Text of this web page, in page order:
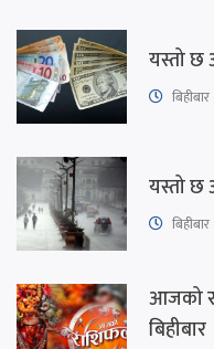
यस्तो छ
यस्तो
आजको
बिहीबार